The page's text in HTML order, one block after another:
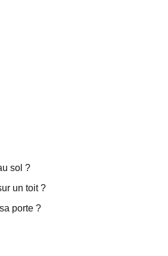
sol ?
un toit ?
porte ?